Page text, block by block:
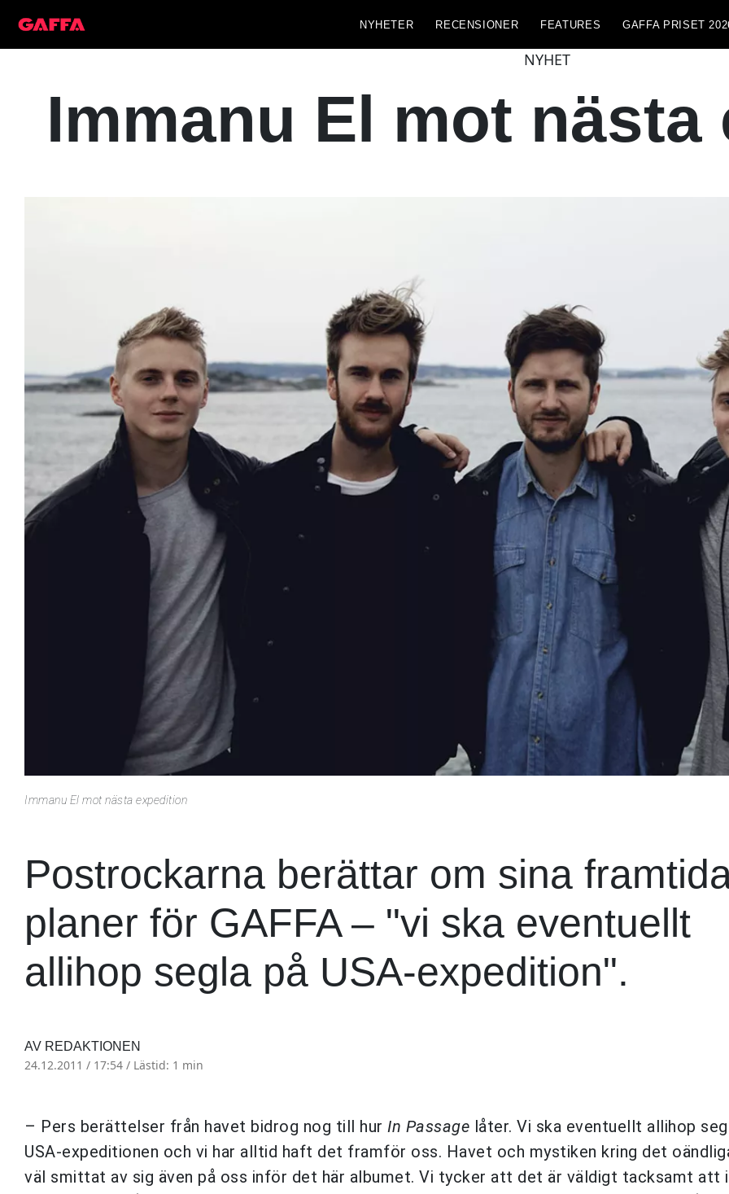
NYHETER RECENSIONER FEATURES GAFFA PRISET
NYHET
Immanu El mot
Immanu El mot nästa expedition
Postrockarna berättar om sina
planer för GAFFA – "vi ska eventuellt
allihop segla på USA-expedition".
AV REDAKTIONEN
24.12.2011 / 17:54 / Lästid: 1 min
– Pers berättelser från havet bidrog nog till hur In Passage låter. Vi ska eventuellt allihop
USA-expeditionen och vi har alltid haft det framför oss. Havet och mystiken kring det
väl smittat av sig även på oss inför det här albumet. Vi tycker att det är väldigt tacksamt att